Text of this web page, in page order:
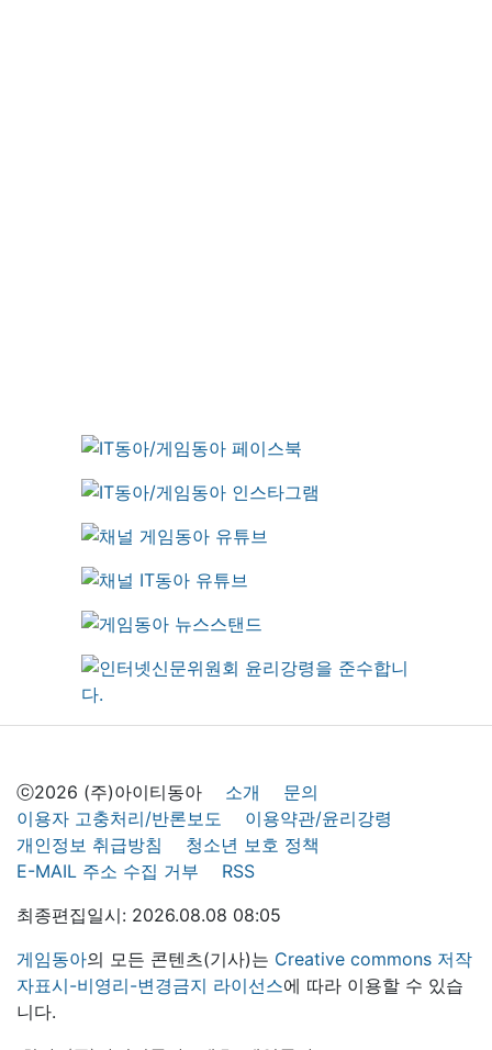
ⓒ2026 (주)아이티동아 소개
문의
이용자 고충처리/반론보도
이용약관/윤리강령
개인정보 취급방침
청소년 보호 정책
E-MAIL 주소 수집 거부
RSS
최종편집일시: 2026.08.08 08:05
게임동아의 모든 콘텐츠(기사)는 Creative commons 저작
자표시-비영리-변경금지 라이선스에 따라 이용할 수 있습
니다.